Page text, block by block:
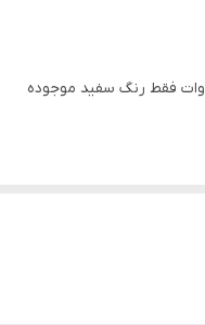
کتری برقی مونتینی مدل EBRO توان 2200 وات فقط رنگ سفید موجوده